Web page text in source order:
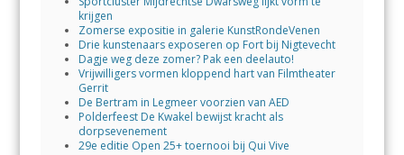
krijgen
Zomerse expositie in galerie KunstRondeVenen
Drie kunstenaars exposeren op Fort bij Nigtevecht
Dagje weg deze zomer? Pak een deelauto!
Vrijwilligers vormen kloppend hart van Filmtheater
Gerrit
De Bertram in Legmeer voorzien van AED
Polderfeest De Kwakel bewijst kracht als
dorpsevenement
29e editie Open 25+ toernooi bij Qui Vive